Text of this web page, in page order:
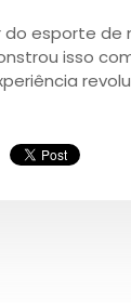
esporte
isso